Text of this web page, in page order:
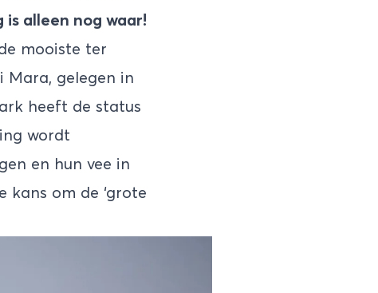
alleen nog waar!
mooiste ter
Mara, gelegen in
heeft de status
wordt
en hun vee in
kans om de ‘grote